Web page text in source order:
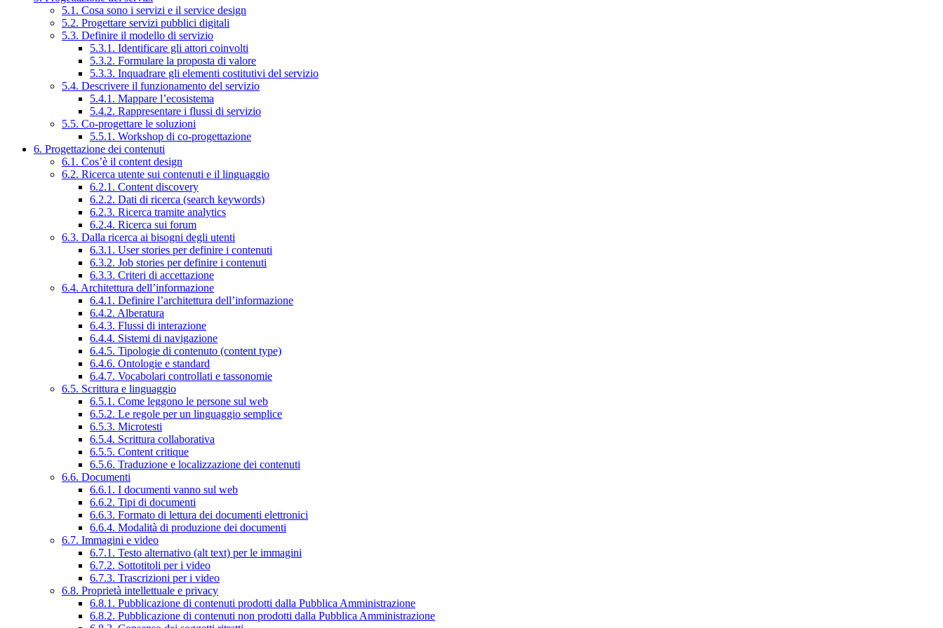
5.1. Cosa sono i servizi e il service design
5.2. Progettare servizi pubblici digitali
5.3. Definire il modello di servizio
5.3.1. Identificare gli attori coinvolti
5.3.2. Formulare la proposta di valore
5.3.3. Inquadrare gli elementi costitutivi del servizio
5.4. Descrivere il funzionamento del servizio
5.4.1. Mappare l’ecosistema
5.4.2. Rappresentare i flussi di servizio
5.5. Co-progettare le soluzioni
5.5.1. Workshop di co-progettazione
6. Progettazione dei contenuti
6.1. Cos’è il content design
6.2. Ricerca utente sui contenuti e il linguaggio
6.2.1. Content discovery
6.2.2. Dati di ricerca (search keywords)
6.2.3. Ricerca tramite analytics
6.2.4. Ricerca sui forum
6.3. Dalla ricerca ai bisogni degli utenti
6.3.1. User stories per definire i contenuti
6.3.2. Job stories per definire i contenuti
6.3.3. Criteri di accettazione
6.4. Architettura dell’informazione
6.4.1. Definire l’architettura dell’informazione
6.4.2. Alberatura
6.4.3. Flussi di interazione
6.4.4. Sistemi di navigazione
6.4.5. Tipologie di contenuto (content type)
6.4.6. Ontologie e standard
6.4.7. Vocabolari controllati e tassonomie
6.5. Scrittura e linguaggio
6.5.1. Come leggono le persone sul web
6.5.2. Le regole per un linguaggio semplice
6.5.3. Microtesti
6.5.4. Scrittura collaborativa
6.5.5. Content critique
6.5.6. Traduzione e localizzazione dei contenuti
6.6. Documenti
6.6.1. I documenti vanno sul web
6.6.2. Tipi di documenti
6.6.3. Formato di lettura dei documenti elettronici
6.6.4. Modalità di produzione dei documenti
6.7. Immagini e video
6.7.1. Testo alternativo (alt text) per le immagini
6.7.2. Sottotitoli per i video
6.7.3. Trascrizioni per i video
6.8. Proprietà intellettuale e privacy
6.8.1. Pubblicazione di contenuti prodotti dalla Pubblica Amministrazione
6.8.2. Pubblicazione di contenuti non prodotti dalla Pubblica Amministrazione